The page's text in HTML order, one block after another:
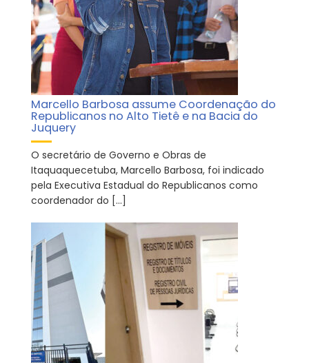
Marcello Barbosa assume Coordenação do
Republicanos no Alto Tietê e na Bacia do
Juquery
O secretário de Governo e Obras de
Itaquaquecetuba, Marcello Barbosa, foi indicado
pela Executiva Estadual do Republicanos como
coordenador do […]